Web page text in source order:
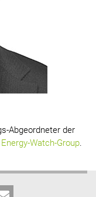
Abgeordneter der
Energy-Watch-Group.